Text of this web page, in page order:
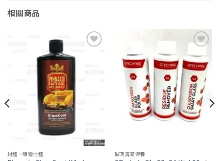
相關商品
封體、噴霧封體
Add to
wishlist
玻璃清潔保養